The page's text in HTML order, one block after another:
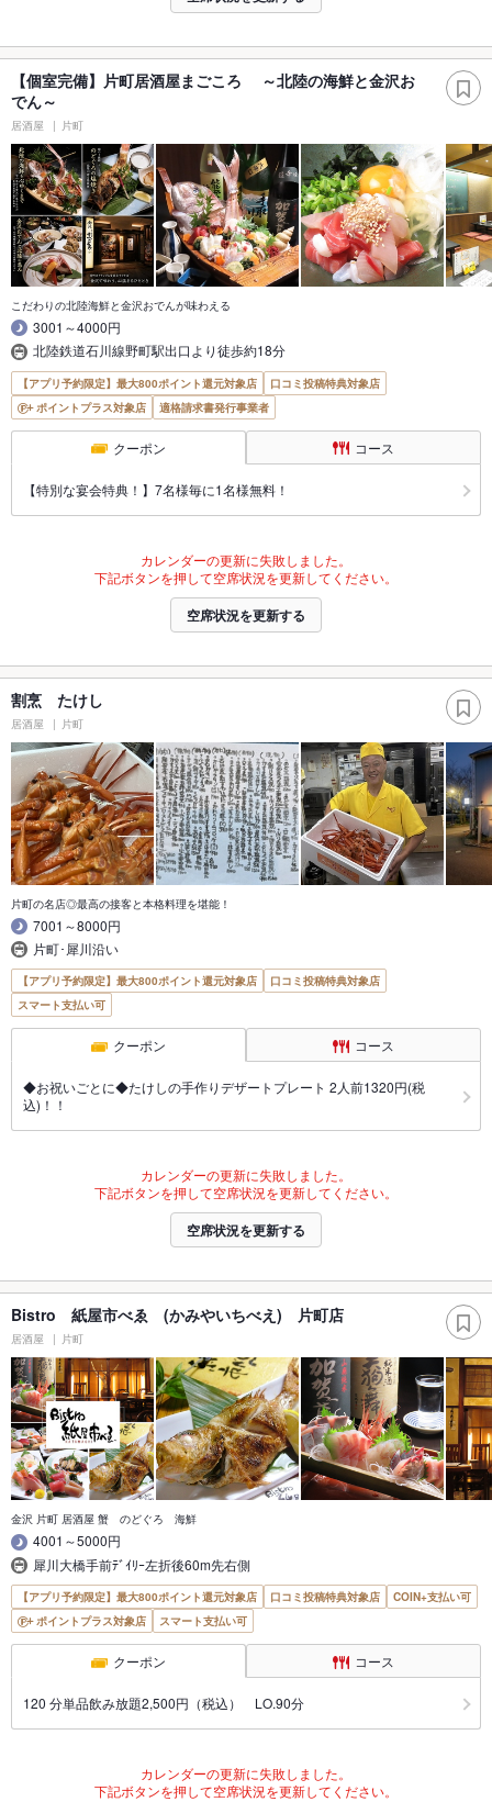
【個室完備】片町居酒屋まごころ ～北陸の海鮮と金沢お
でん～
居酒屋 片町
こだわりの北陸海鮮と金沢おでんが味わえる
3001～4000円
北陸鉄道石川線野町駅出口より徒歩約18分
【アプリ予約限定】最大800ポイント還元対象店
口コミ投稿特典対象店
ポイントプラス対象店
適格請求書発行事業者
クーポン コース
【特別な宴会特典！】7名様毎に1名様無料！
カレンダーの更新に失敗しました。
下記ボタンを押して空席状況を更新してください。
空席状況を更新する
割烹 たけし
居酒屋 片町
片町の名店◎最高の接客と本格料理を堪能！
7001～8000円
片町･犀川沿い
【アプリ予約限定】最大800ポイント還元対象店
口コミ投稿特典対象店
スマート支払い可
クーポン コース
◆お祝いごとに◆たけしの手作りデザートプレート 2人前1320円(税
込)！！
カレンダーの更新に失敗しました。
下記ボタンを押して空席状況を更新してください。
空席状況を更新する
Bistro 紙屋市べゑ (かみやいちべえ) 片町店
居酒屋 片町
金沢 片町 居酒屋 蟹 のどぐろ 海鮮
4001～5000円
犀川大橋手前ﾃﾞｲﾘｰ左折後60m先右側
【アプリ予約限定】最大800ポイント還元対象店 口コミ投稿特典対象店
COIN+支払い可
ポイントプラス対象店
スマート支払い可
クーポン コース
120 分単品飲み放題2,500円（税込） LO.90分
カレンダーの更新に失敗しました。
下記ボタンを押して空席状況を更新してください。